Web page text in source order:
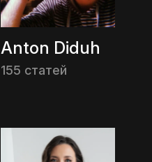
Anton Diduh
155 статей